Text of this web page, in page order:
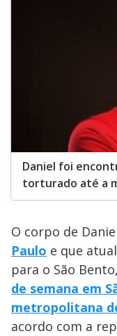
Daniel foi
torturado até a
O corpo de
Paulo e que
para o São Bento,
de semana em
metropolitana
acordo com a